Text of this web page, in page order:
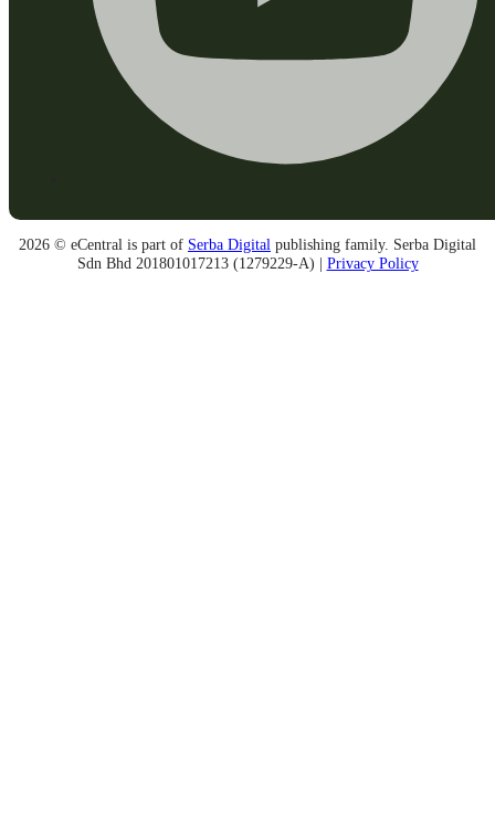
2026 © eCentral is part of Serba Digital publishing family. Serba Digital
Sdn Bhd 201801017213 (1279229-A) | Privacy Policy